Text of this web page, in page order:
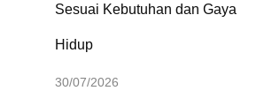
Sesuai Kebutuhan dan Gaya
Hidup
30/07/2026